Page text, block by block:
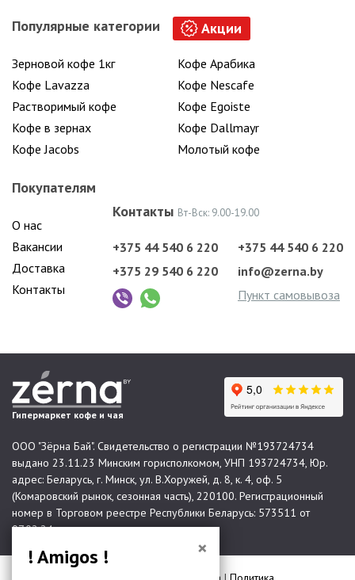
Популярные категории Акции
Зерновой кофе 1кг
Кофе Арабика
Кофе Lavazza
Кофе Nescafe
Растворимый кофе
Кофе Egoiste
Кофе в зернах
Кофе Dallmayr
Кофе Jacobs
Молотый кофе
Покупателям
О нас
Вакансии
Доставка
Контакты
Контакты Вт-Вск: 9.00-19.00
+375 44 540 6 220
+375 29 540 6 220
+375 44 540 6 220
info@zerna.by
Пункт самовывоза
Гипермаркет кофе и чая
ООО "Зёрна Бай". Свидетельство о регистрации №193724734
выдано 23.11.23 Минским горисполкомом, УНП 193724734, Юр.
адрес: Беларусь, г. Минск, ул. В.Хоружей, д. 8, к. 4, оф. 5
(Комаровский рынок, сезонная часть), 220100. Регистрационный
номер в Торговом реестре Республики Беларусь: 573511 от
07.02.24.
×
! Amigos !